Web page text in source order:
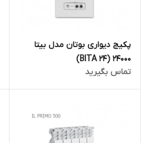
پکیج دیواری بوتان مدل بیتا
24000 (BITA 24)
تماس بگیرید